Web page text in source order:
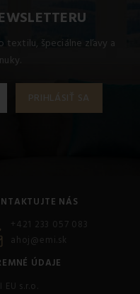
do domova
si udrží svoj vzhľad
textilu, špeciálne zľavy a
NÁS
+421 233 057 083
ahoj@emi.sk
ÚDAJE
EU s.r.o.